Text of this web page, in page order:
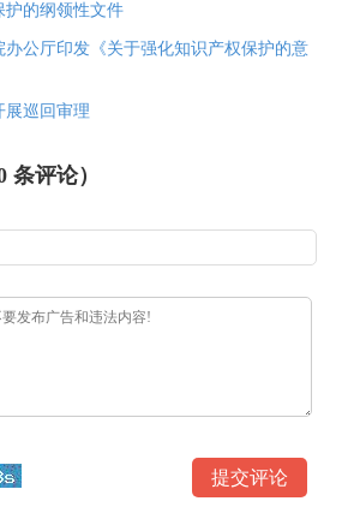
护的纲领性文件
公厅印发《关于强化知识产权保护的意
展巡回审理
条评论）